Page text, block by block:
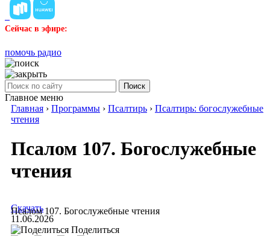
Сейчас в эфире:
помочь радио
Поиск
Главное меню
Главная › Программы › Псалтирь › Псалтирь: богослужебные
чтения
Псалом 107. Богослужебные
чтения
Псалом 107. Богослужебные чтения
Скачать
11.06.2026
Поделиться